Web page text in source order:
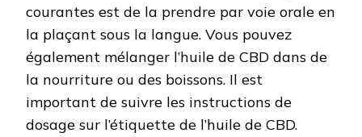
courantes est de la prendre par voie orale en
la plaçant sous la langue. Vous pouvez
également mélanger l’huile de CBD dans de
la nourriture ou des boissons. Il est
important de suivre les instructions de
dosage sur l’étiquette de l’huile de CBD.